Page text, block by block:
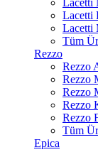
Lacetti
Lacetti
Lacetti
Tüm
Rezzo
Rezzo
Rezzo
Rezzo
Rezzo
Rezzo
Tüm
Epica